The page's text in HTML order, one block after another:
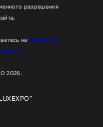
разрешения
на обработку
данных
2026.